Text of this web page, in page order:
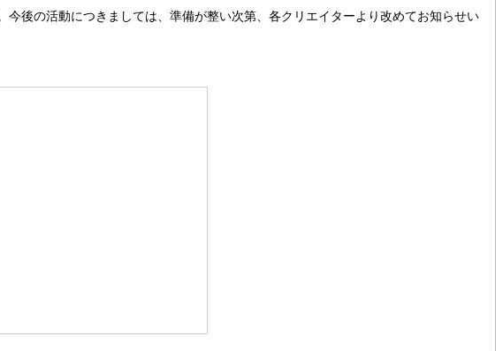
後の活動につきましては、準備が整い次第、各クリエイターより改めてお知らせい